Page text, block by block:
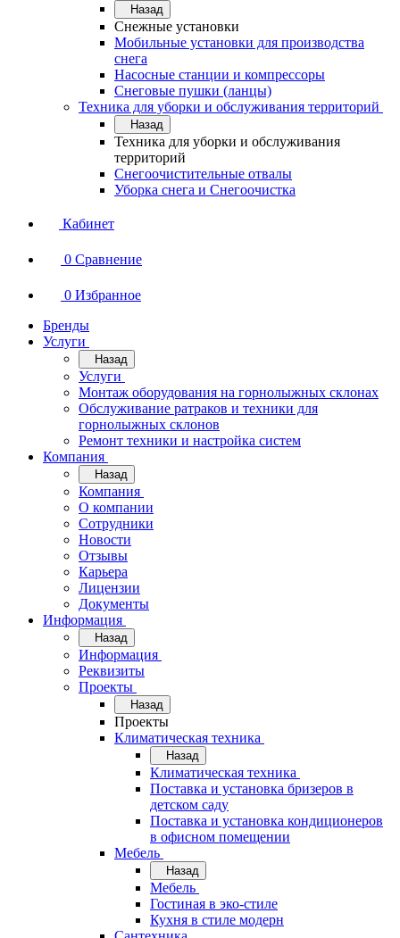
Назад
Снежные установки
Мобильные установки для производства
снега
Насосные станции и компрессоры
Снеговые пушки (ланцы)
Техника для уборки и обслуживания территорий
Назад
Техника для уборки и обслуживания
территорий
Снегоочистительные отвалы
Уборка снега и Снегоочистка
Кабинет
0 Сравнение
0 Избранное
Бренды
Услуги
Назад
Услуги
Монтаж оборудования на горнолыжных склонах
Обслуживание ратраков и техники для
горнолыжных склонов
Ремонт техники и настройка систем
Компания
Назад
Компания
О компании
Сотрудники
Новости
Отзывы
Карьера
Лицензии
Документы
Информация
Назад
Информация
Реквизиты
Проекты
Назад
Проекты
Климатическая техника
Назад
Климатическая техника
Поставка и установка бризеров в
детском саду
Поставка и установка кондиционеров
в офисном помещении
Мебель
Назад
Мебель
Гостиная в эко-стиле
Кухня в стиле модерн